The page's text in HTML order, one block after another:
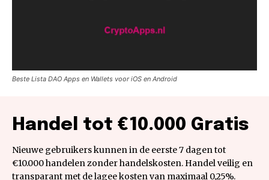
Beste Lista DAO Apps en Wallets voor iOS en Android
Handel tot €10.000 Gratis
Nieuwe gebruikers kunnen in de eerste 7 dagen tot
€10.000 handelen zonder handelskosten. Handel veilig en
transparant met de lagee kosten van maximaal 0,25%.